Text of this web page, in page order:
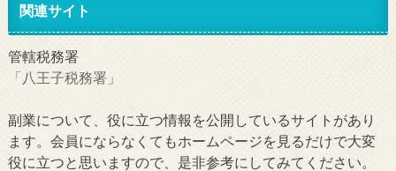
関連サイト
管轄税務署
「八王子税務署」
副業について、役に立つ情報を公開しているサイトがあり
ます。会員にならなくてもホームページを見るだけで大変
役に立つと思いますので、是非参考にしてみてください。